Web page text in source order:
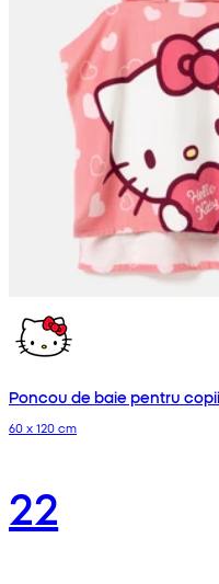
Poncou de baie pentru
60 x 120 cm
22